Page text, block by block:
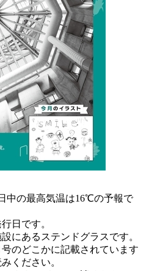
中の最高気温は16℃の予報で
日です。
にあるステンドグラスです。
のどこかに記載されています
ください。